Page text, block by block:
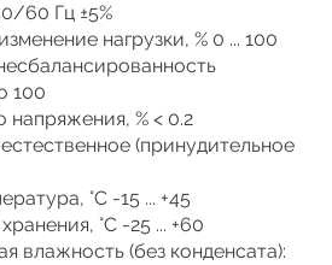
60 Гц ±5%
нагрузки, % 0 ... 100
100
напряжения, % < 0.2
(принудительное
°С -15 ... +45
°С -25 ... +60
влажность (без конденсата):